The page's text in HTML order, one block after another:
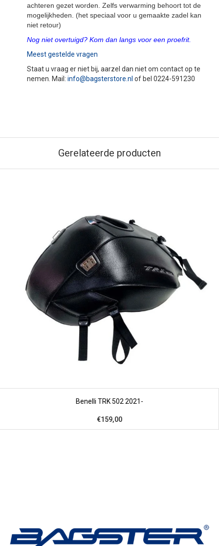
achteren gezet worden. Zelfs verwarming behoort tot de
mogelijkheden. (het speciaal voor u gemaakte zadel kan
niet retour)
Nog niet overtuigd? Kom dan langs voor een proefrit.
Meest gestelde vragen
Staat u vraag er niet bij, aarzel dan niet om contact op te
nemen. Mail: info@bagsterstore.nl of bel 0224-591230
Gerelateerde producten
Benelli TRK 502 2021-
€159,00